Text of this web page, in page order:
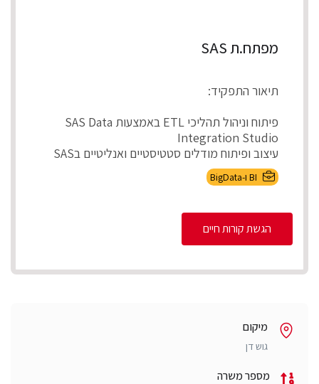
מפתח.ת SAS
תיאור התפקיד:
פיתוח וניהול תהליכי ETL באמצעות SAS Data
Integration Studio
עיצוב ופיתוח מודלים סטטיסטיים ואנליטיים בSAS
ניהול ותחזוקת ...
BI ו-BigData
הגשת קורות חיים
מיקום
גוש דן
מספר משרה